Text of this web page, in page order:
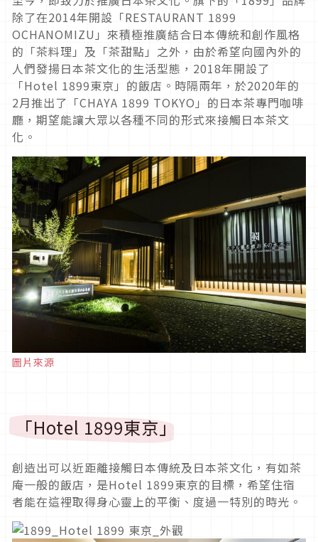
除了在2014年開設「RESTAURANT 1899
OCHANOMIZU」來積極推廣結合日本傳統和創作風格
的「茶料理」及「茶甜點」之外，由於希望向國內外的
人們發揚日本茶文化的生活型態，2018年開設了
「Hotel 1899東京」的飯店。時隔兩年，於2020年的
2月推出了「CHAYA 1899 TOKYO」的日本茶專門咖啡
廳，期望能讓大眾以各種不同的形式來接觸日本茶文
化。
圖片來源
「Hotel 1899東京」
創造出可以近距離接觸日本傳統及日本茶文化，有如茶
庵一般的飯店，是Hotel 1899東京的目標，希望住宿
者能在這裡取得身心靈上的平衡、度過一特別的時光。